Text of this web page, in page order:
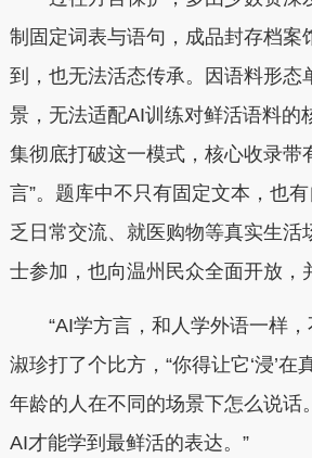
制固定词表与语句，成品封存档案
到，也无法活态传承。因语料形态
景，无法适配AI训练对鲜活语料的
集彻底打破这一模式，核心收录带
言”。题库中不只有固定文本，也
乏日常交流、就医购物等真实生活
士参加，也向温州民众全面开放，
“AI学方言，和人学外语一样，
淑珍打了个比方，“你得让它‘浸’在
年龄的人在不同的场景下怎么说话
AI才能学到最鲜活的表达。”